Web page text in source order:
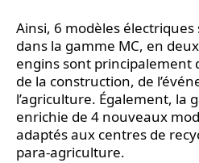
Ainsi, 6 modèles
dans la gamme MC, en
engins sont principalement
de la construction, de
l’agriculture. Également, la
enrichie de 4 nouveaux
adaptés aux centres de
para-agriculture.